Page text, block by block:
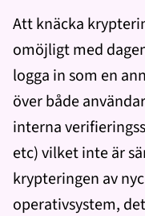
Att knäcka
omöjligt med
logga in som en
över både
interna
etc) vilket inte är
krypteringen av
operativsystem,